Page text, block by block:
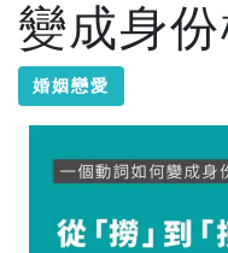
變成身份
婚姻戀愛